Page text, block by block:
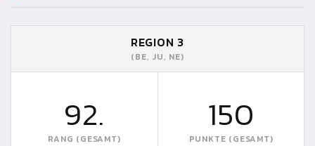
REGION 3
(BE, JU, NE)
92.
RANG (GESAMT)
150
PUNKTE (GESAMT)